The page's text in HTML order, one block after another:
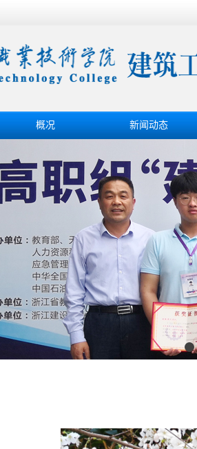
概况 新闻动态